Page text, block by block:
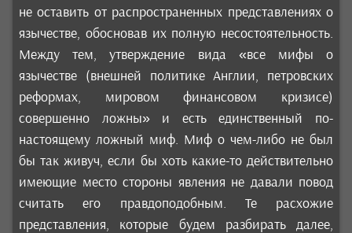
не оставить от распространенных представлениях о
язычестве, обосновав их полную несостоятельность.
Между тем, утверждение вида «все мифы о
язычестве (внешней политике Англии, петровских
реформах, мировом финансовом кризисе)
совершенно ложны» и есть единственный по-
настоящему ложный миф. Миф о чем-либо не был
бы так живуч, если бы хоть какие-то действительно
имеющие место стороны явления не давали повод
считать его правдоподобным. Те расхожие
представления, которые будем разбирать далее,